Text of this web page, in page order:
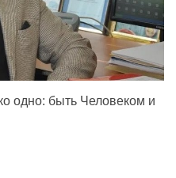
одно: быть Человеком и